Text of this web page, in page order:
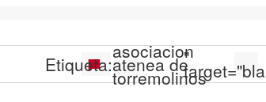
Etiqueta:
asociacion
atenea de
torremolinos
"